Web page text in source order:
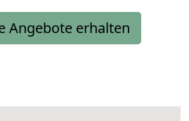
Angebote erhalten